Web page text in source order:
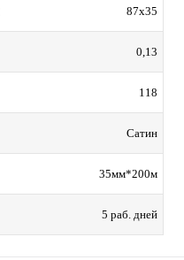
87х35
0,13
118
Сатин
35мм*200м
5 раб. дней